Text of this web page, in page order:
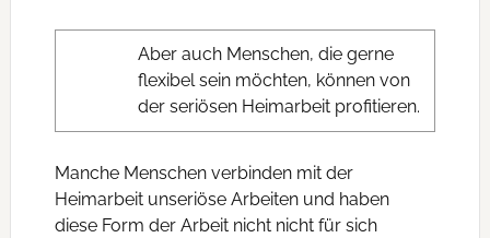
Aber auch Menschen, die gerne
flexibel sein möchten, können von
der seriösen Heimarbeit profitieren.
Manche Menschen verbinden mit der
Heimarbeit unseriöse Arbeiten und haben
diese Form der Arbeit nicht nicht für sich